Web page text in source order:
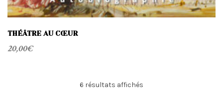
THÉÂTRE AU CŒUR
20,00€
6 résultats affichés